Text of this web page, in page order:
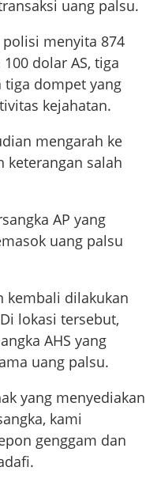
uang palsu.
menyita 874
dolar AS, tiga
tiga dompet yang
kejahatan.
mengarah ke
keterangan salah
AP yang
uang palsu
kembali dilakukan
lokasi tersebut,
AHS yang
uang palsu.
yang menyediakan
kami
genggam dan